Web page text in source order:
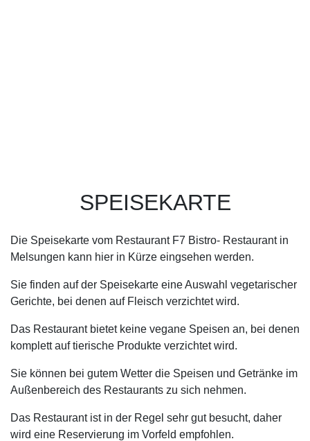
SPEISEKARTE
Die Speisekarte vom Restaurant F7 Bistro- Restaurant in
Melsungen kann hier in Kürze eingsehen werden.
Sie finden auf der Speisekarte eine Auswahl vegetarischer
Gerichte, bei denen auf Fleisch verzichtet wird.
Das Restaurant bietet keine vegane Speisen an, bei denen
komplett auf tierische Produkte verzichtet wird.
Sie können bei gutem Wetter die Speisen und Getränke im
Außenbereich des Restaurants zu sich nehmen.
Das Restaurant ist in der Regel sehr gut besucht, daher
wird eine Reservierung im Vorfeld empfohlen.